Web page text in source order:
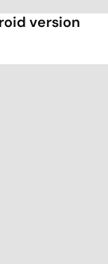
version